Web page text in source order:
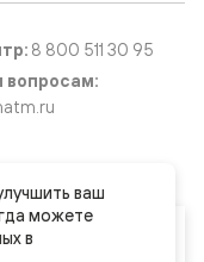
8 800 511 30 95
вопросам:
ваш
можете
в